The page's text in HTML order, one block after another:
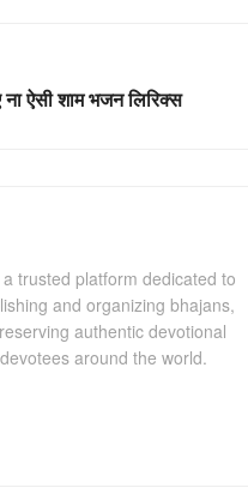
ऐसी शाम भजन लिरिक्स
trusted platform dedicated to
and organizing bhajans,
authentic devotional
around the world.